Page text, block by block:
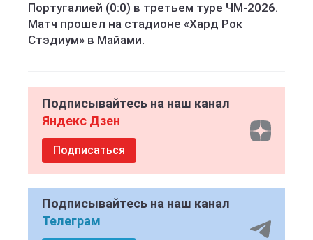
Португалией (0:0) в третьем туре ЧМ-2026.
Матч прошел на стадионе «Хард Рок
Стэдиум» в Майами.
Подписывайтесь на наш канал
Яндекс Дзен
Подписаться
Подписывайтесь на наш канал
Телеграм